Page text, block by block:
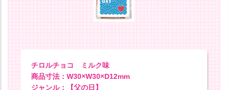
チロルチョコ ミルク味
商品寸法：W30×W30×D12mm
ジャンル：【父の日】